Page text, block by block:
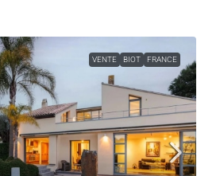
VENTE BIOT FRANCE